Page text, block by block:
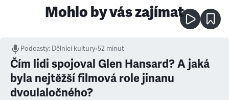
Mohlo by vás zajímat
Podcasty: Dělníci kultury•52 minut
Čím lidi spojoval Glen Hansard? A jaká
byla nejtěžší filmová role jinanu
dvoulaločného?